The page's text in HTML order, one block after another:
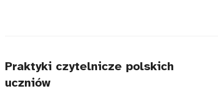
Praktyki czytelnicze polskich
uczniów